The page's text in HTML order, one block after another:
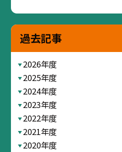
過去記事
2026年度
2025年度
2024年度
2023年度
2022年度
2021年度
2020年度